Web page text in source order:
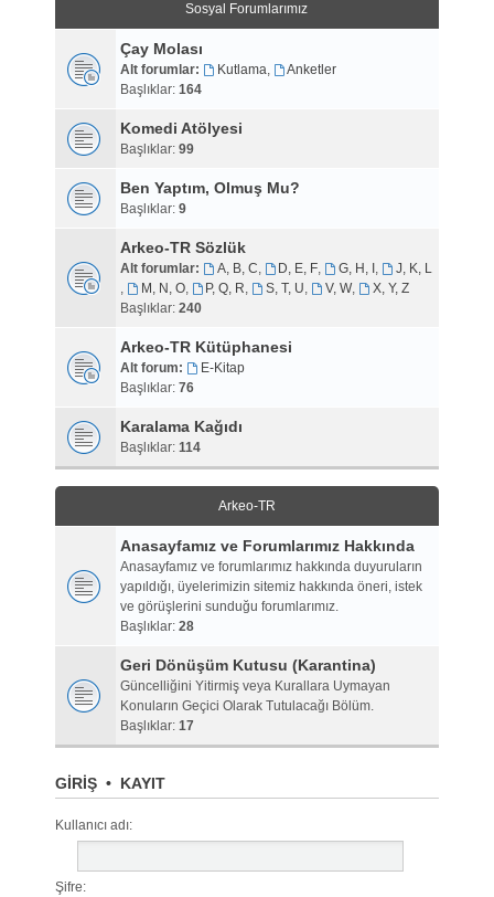
Sosyal Forumlarımız
Çay Molası
Alt forumlar: Kutlama,
Anketler
Başlıklar: 164
Komedi Atölyesi
Başlıklar: 99
Ben Yaptım, Olmuş Mu?
Başlıklar: 9
Arkeo-TR Sözlük
Alt forumlar: A, B, C, D, E, F, G, H, I ,
J, K, L
,
M, N, O, P, Q, R, S, T, U, V, W,
X, Y, Z
Başlıklar: 240
Arkeo-TR Kütüphanesi
Alt forum:
E-Kitap
Başlıklar: 76
Karalama Kağıdı
Başlıklar: 114
Arkeo-TR
Anasayfamız ve Forumlarımız Hakkında
Anasayfamız ve forumlarımız hakkında duyuruların
yapıldığı, üyelerimizin sitemiz hakkında öneri, istek
ve görüşlerini sunduğu forumlarımız.
Başlıklar: 28
Geri Dönüşüm Kutusu (Karantina)
Güncelliğini Yitirmiş veya Kurallara Uymayan
Konuların Geçici Olarak Tutulacağı Bölüm.
Başlıklar: 17
GIRIŞ• KAYIT
Kullanıcı adı:
Şifre: